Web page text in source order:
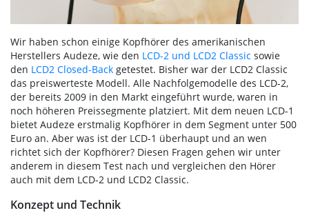
Wir haben schon einige Kopfhörer des amerikanischen
Herstellers Audeze, wie den LCD-2 und LCD2 Classic sowie
den LCD2 Closed-Back getestet. Bisher war der LCD2 Classic
das preiswerteste Modell. Alle Nachfolgemodelle des LCD-2,
der bereits 2009 in den Markt eingeführt wurde, waren in
noch höheren Preissegmente platziert. Mit dem neuen LCD-1
bietet Audeze erstmalig Kopfhörer in dem Segment unter 500
Euro an. Aber was ist der LCD-1 überhaupt und an wen
richtet sich der Kopfhörer? Diesen Fragen gehen wir unter
anderem in diesem Test nach und vergleichen den Hörer
auch mit dem LCD-2 und LCD2 Classic.
Konzept und Technik